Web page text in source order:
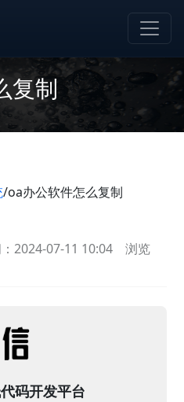
复制
/oa办公软件怎么复制
2024-07-11 10:04
浏览
码开发平台